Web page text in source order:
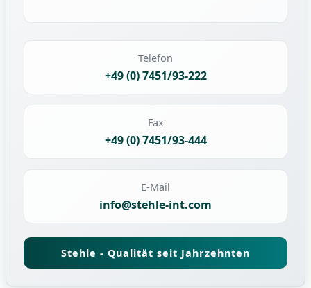
Telefon
+49 (0) 7451/93-222
Fax
+49 (0) 7451/93-444
E-Mail
info@stehle-int.com
Stehle - Qualität seit Jahrzehnten